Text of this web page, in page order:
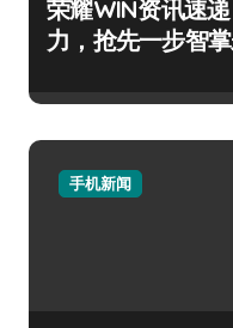
荣耀WIN资讯速
力，抢先一步智掌
手机新闻